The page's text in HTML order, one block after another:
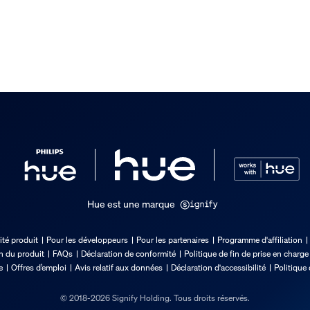
Hue
Hue est une marque
produit Pour les développeurs Pour les partenaires
Programme d'affiliation
du produit
FAQs Déclaration de conformité
Politique de fin de prise en charge
Offres d’emploi Avis relatif aux données Déclaration d'accessibilité Politique
© 2018-2026 Signify Holding. Tous droits réservés.